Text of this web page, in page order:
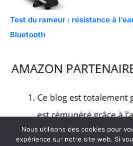
Test du rameur : résistance à
Bluetooth
Nous utilisons des cookies pour
expérience sur notre site web. Si